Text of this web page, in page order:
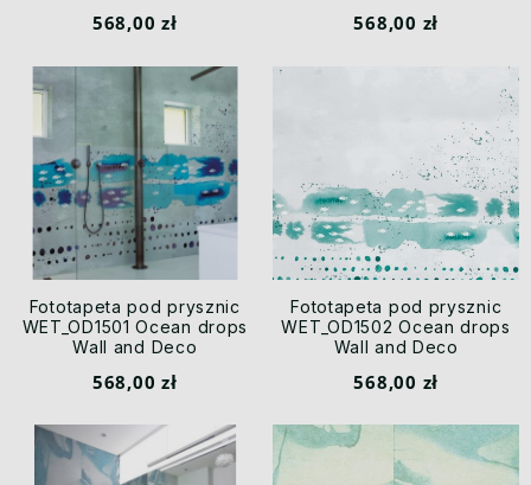
568,00 zł 568,00 zł
Fototapeta pod prysznic
WET_OD1501 Ocean drops
Wall and Deco
568,00 zł
Fototapeta pod prysznic
WET_OD1502 Ocean drops
Wall and Deco
568,00 zł